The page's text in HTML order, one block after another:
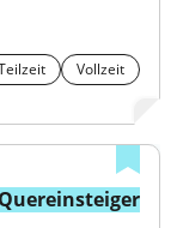
Vollzeit
Quereinsteiger